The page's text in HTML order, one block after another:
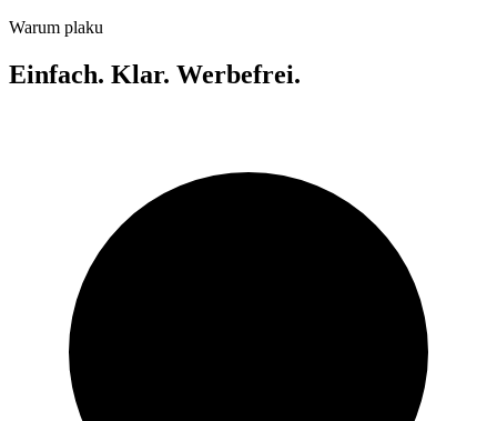
Warum plaku
Einfach. Klar. Werbefrei.